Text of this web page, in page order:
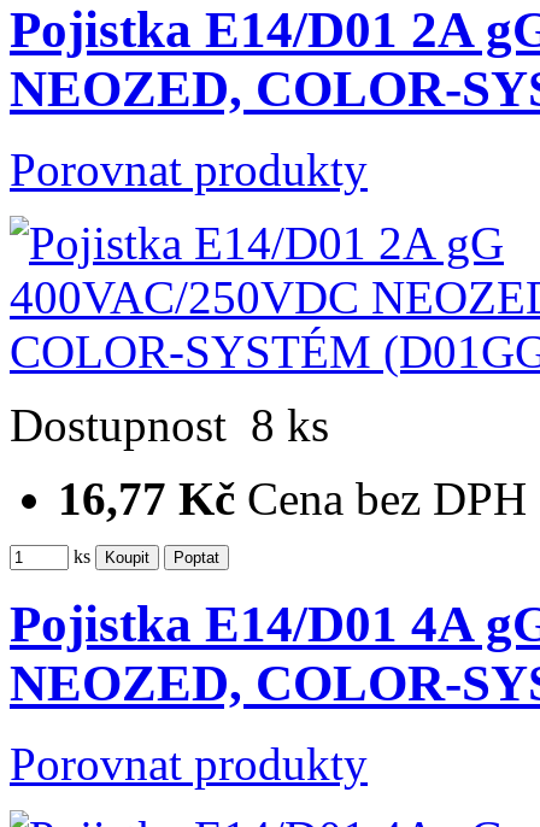
Pojistka E14/D01 2A
NEOZED, COLOR-
Porovnat produkty
Dostupnost 8 ks
16,77 Kč Cena bez DPH
ks
Pojistka E14/D01 4A
NEOZED, COLOR-
Porovnat produkty